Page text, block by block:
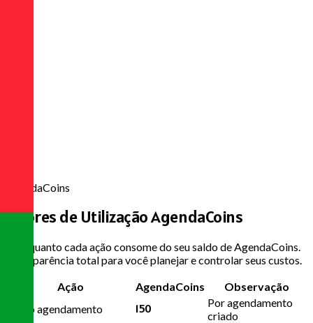
AgendaCoins
Valores de UtilizaçãoAgendaCoins
Veja quanto cada ação consome do seu saldo de AgendaCoins.
Transparência total para você planejar e controlar seus custos.
Ação
AgendaCoins
Observação
Novo agendamento
150
Por agendamento
criado